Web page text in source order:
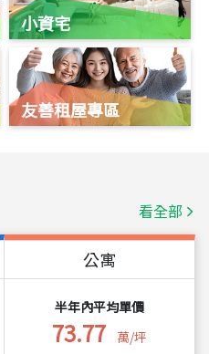
小資宅
友善租屋專區
看全部
公寓
半年內平均單價
73.77 萬/坪